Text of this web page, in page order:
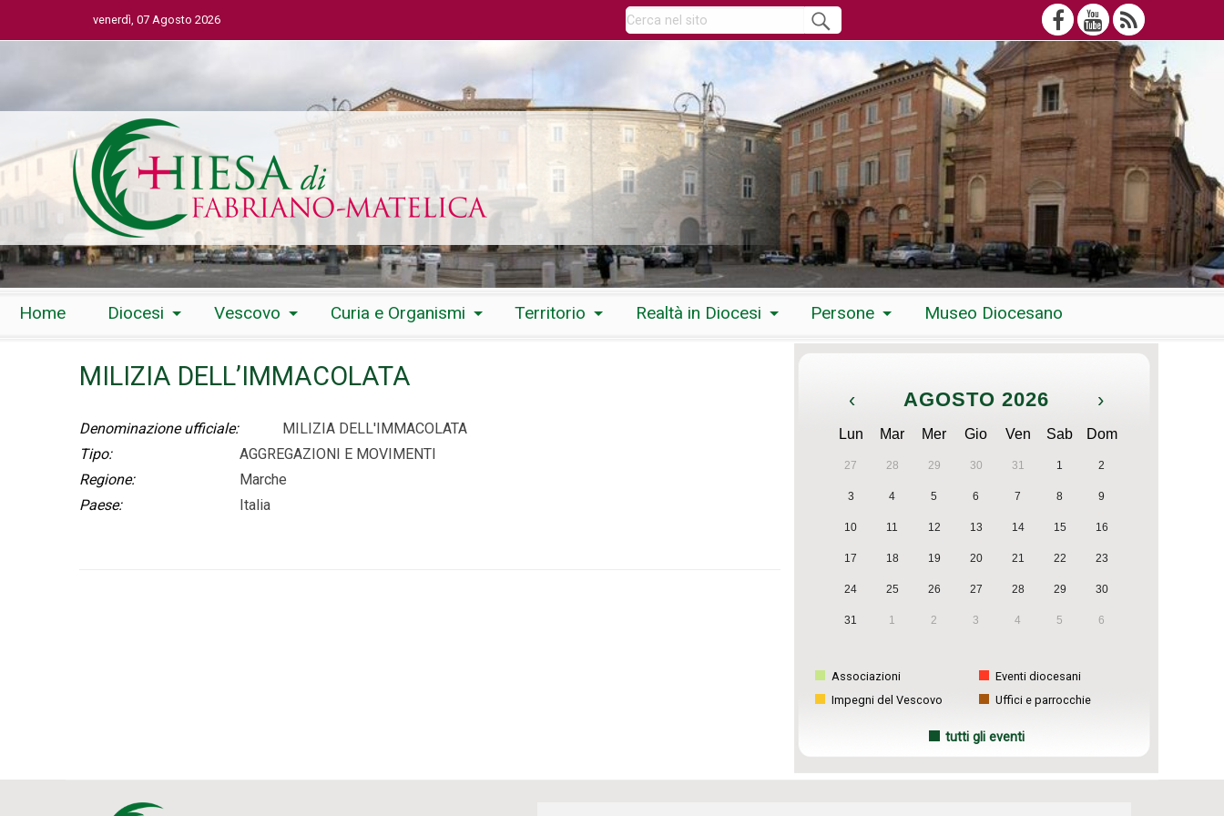
venerdì, 07 Agosto 2026
Home Diocesi Vescovo Curia e Organismi Territorio Realtà in Diocesi Persone Museo Diocesano
MILIZIA DELL’IMMACOLATA
Denominazione ufficiale:
MILIZIA DELL'IMMACOLATA
Tipo:
AGGREGAZIONI E MOVIMENTI
Regione:
Marche
Paese:
Italia
‹ AGOSTO 2026 ›
Lun Mar Mer Gio Ven Sab Dom
27 28 29 30 31 1 2
3 4 5 6 7 8 9
10 11 12 13 14 15 16
17 18 19 20 21 22 23
24 25 26 27 28 29 30
31 1 2 3 4 5 6
Associazioni
Eventi diocesani
Impegni del Vescovo
Uffici e parrocchie
tutti gli eventi